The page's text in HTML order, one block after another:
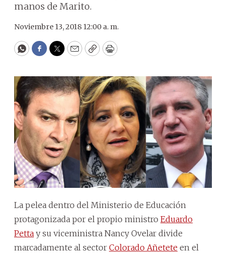
manos de Marito.
Noviembre 13, 2018 12:00 a. m.
WhatsApp
Facebook
Twitter
EmailCopyPrint
La pelea dentro del Ministerio de Educación
protagonizada por el propio ministro Eduardo
Petta y su viceministra Nancy Ovelar divide
marcadamente al sector Colorado Añetete en el